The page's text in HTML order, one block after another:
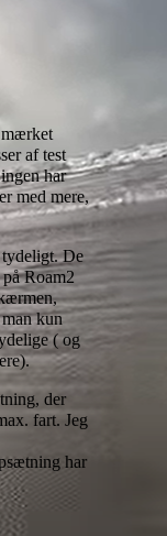
af test
har
med mere,
De
Roam2
kun
( og
der
fart. Jeg
har